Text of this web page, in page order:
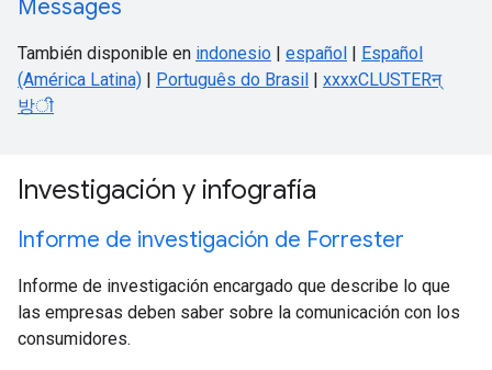
Messages
También disponible en indonesio | español | Español
(América Latina) | Português do Brasil | xxxxCLUSTERन्
방ी
Investigación y infografía
Informe de investigación de Forrester
Informe de investigación encargado que describe lo que
las empresas deben saber sobre la comunicación con los
consumidores.